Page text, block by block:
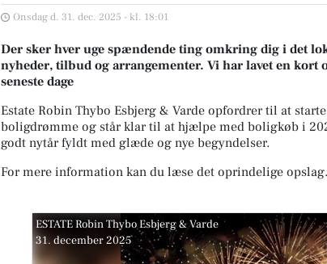
Onsdag d. 31. dec. 2025 - kl. 18:01
Der sker hver uge spændende ting omkring dig i det
nyheder, tilbud og arrangementer. Vi har lavet en kort
seneste dage
Estate Robin Thybo Esbjerg & Varde opfordrer til at
boligdrømme og står klar til at hjælpe med boligkøb i
godt nytår fyldt med glæde og nye begyndelser.
For mere information kan du læse det oprindelige opslag.
ESTATE Robin Thybo Esbjerg & Varde
31. december 2025